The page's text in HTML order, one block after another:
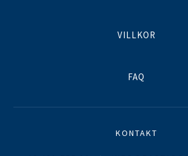
VILLKOR
FAQ
KONTAKT